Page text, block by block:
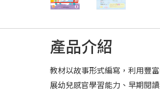
產品介紹
教材以故事形式編寫，利用豐
展幼兒感官學習能力、早期閱